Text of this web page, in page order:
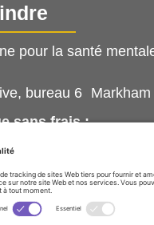
pour la santé
bureau 6
sans frais :
102 (prière
recevrons pas votre